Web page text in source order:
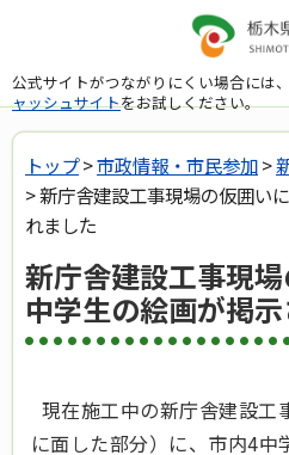
公式サイトがつながりにくい場合には
ャッシュサイトをお試しください。
トップ>市政情報・市民参加>
> 新庁舎建設工事現場の仮囲い
れました
新庁舎建設工事現
中学生の絵画が掲
現在施工中の新庁舎建設工
に面した部分）に、市内4中